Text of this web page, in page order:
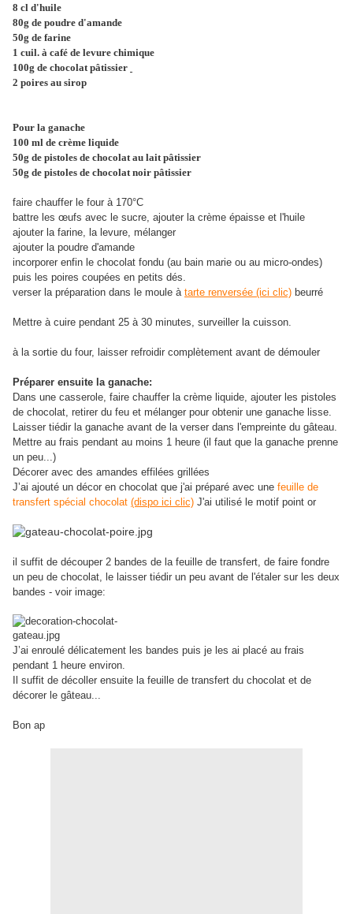
8 cl d'huile
80g de poudre d'amande
50g de farine
1 cuil. à café de levure chimique
100g de chocolat pâtissier
2 poires au sirop
Pour la ganache
100 ml de crème liquide
50g de pistoles de chocolat au lait pâtissier
50g de pistoles de chocolat noir pâtissier
faire chauffer le four à 170°C
battre les œufs avec le sucre, ajouter la crème épaisse et l'huile
ajouter la farine, la levure, mélanger
ajouter la poudre d'amande
incorporer enfin le chocolat fondu (au bain marie ou au micro-ondes)
puis les poires coupées en petits dés.
verser la préparation dans le moule à tarte renversée (ici clic) beurré
Mettre à cuire pendant 25 à 30 minutes, surveiller la cuisson.
à la sortie du four, laisser refroidir complètement avant de démouler
Préparer ensuite la ganache:
Dans une casserole, faire chauffer la crème liquide, ajouter les pistoles
de chocolat, retirer du feu et mélanger pour obtenir une ganache lisse.
Laisser tiédir la ganache avant de la verser dans l'empreinte du gâteau.
Mettre au frais pendant au moins 1 heure (il faut que la ganache prenne
un peu...)
Décorer avec des amandes effilées grillées
J’ai ajouté un décor en chocolat que j'ai préparé avec une feuille de
transfert spécial chocolat (dispo ici clic) J'ai utilisé le motif point or
il suffit de découper 2 bandes de la feuille de transfert, de faire fondre
un peu de chocolat, le laisser tiédir un peu avant de l'étaler sur les deux
bandes - voir image:
J’ai enroulé délicatement les bandes puis je les ai placé au frais
pendant 1 heure environ.
Il suffit de décoller ensuite la feuille de transfert du chocolat et de
décorer le gâteau...
Bon ap